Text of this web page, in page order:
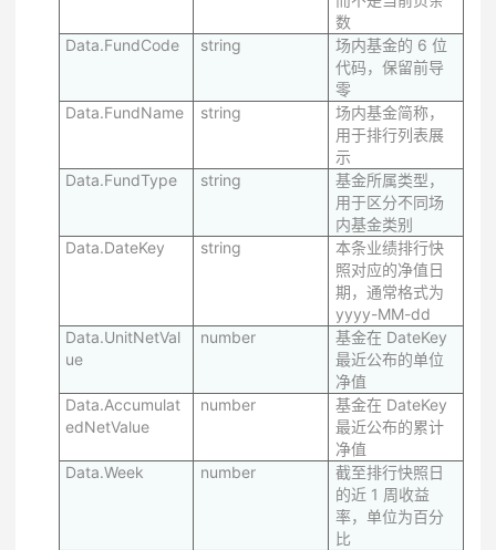
数
Data.FundCode
string
场内基金的 6 位
代码，保留前导
零
Data.FundName
string
场内基金简称，
用于排行列表展
示
Data.FundType
string
基金所属类型，
用于区分不同场
内基金类别
Data.DateKey
string
本条业绩排行快
照对应的净值日
期，通常格式为
yyyy-MM-dd
Data.UnitNetVal
ue
number
基金在 DateKey
最近公布的单位
净值
Data.Accumulat
edNetValue
number
基金在 DateKey
最近公布的累计
净值
Data.Week
number
截至排行快照日
的近 1 周收益
率，单位为百分
比